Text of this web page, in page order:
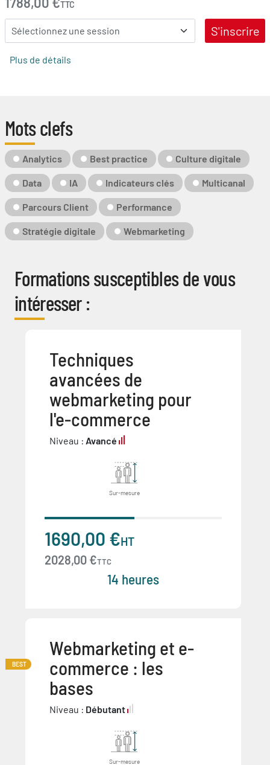
TTC
S'inscrire
Plus de détails
Mots clefs
Mot-
Clé
Analytics Best practice Culture digitale
Data IA Indicateurs clés Multicanal
Parcours Client Performance
Stratégie digitale Webmarketing
Formations susceptibles de vous
intéresser :
Techniques
avancées de
webmarketing pour
l'e-commerce
Niveau : Avancé
Sur-mesure
1690,00 €HT
2028,00 €TTC
14 heures
BEST
Webmarketing et e-
commerce : les
bases
Niveau : Débutant
Sur-mesure